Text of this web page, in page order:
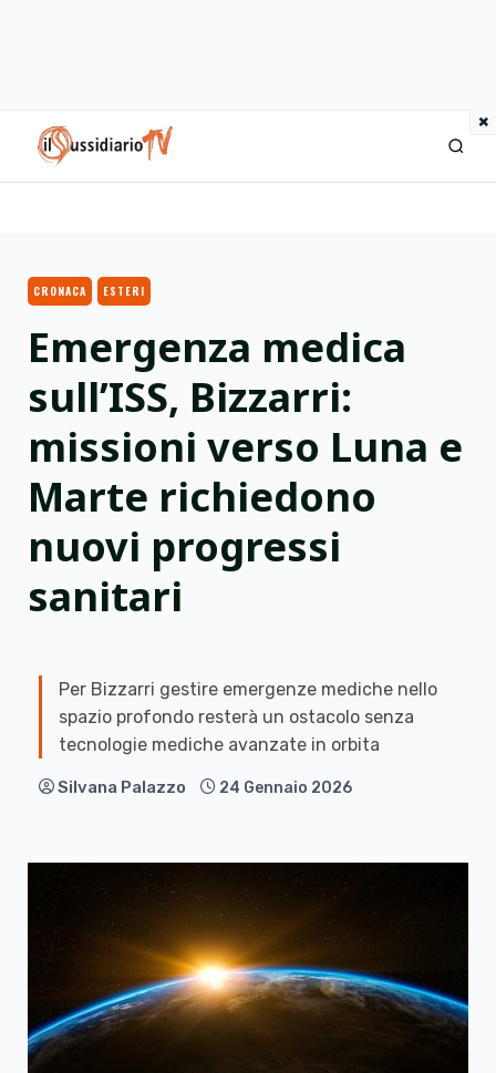
×
IlSussidiario TV
CRONACA ESTERI
Emergenza medica
sull’ISS, Bizzarri:
missioni verso Luna e
Marte richiedono
nuovi progressi
sanitari
Per Bizzarri gestire emergenze mediche nello
spazio profondo resterà un ostacolo senza
tecnologie mediche avanzate in orbita
Silvana Palazzo 24 Gennaio 2026